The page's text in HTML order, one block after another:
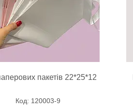
пакетів 22*25*12
120003-9